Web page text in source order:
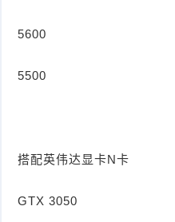
5600
5500
搭配英伟达显卡N卡
GTX 3050